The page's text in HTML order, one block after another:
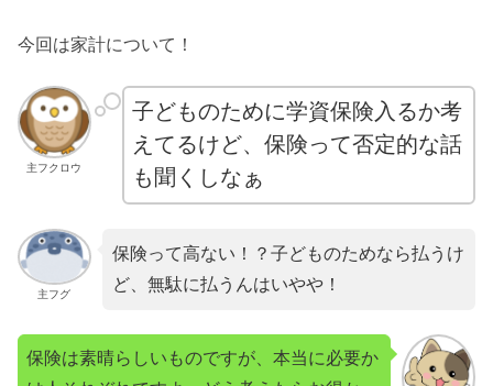
今回は家計について！
主フクロウ
子どものために学資保険入るか考
えてるけど、保険って否定的な話
も聞くしなぁ
主フグ
保険って高ない！？子どものためなら払うけ
ど、無駄に払うんはいやや！
保険は素晴らしいものですが、本当に必要か